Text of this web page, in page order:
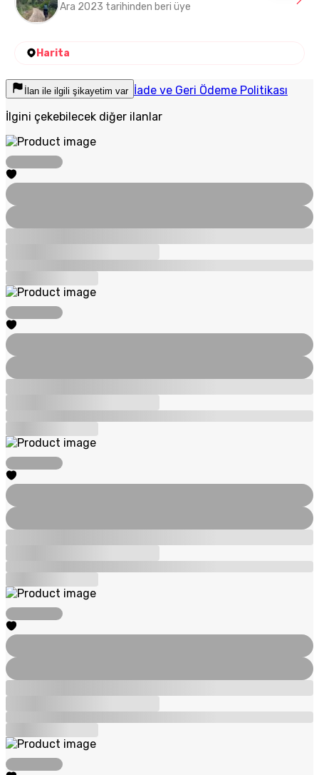
Ara 2023 tarihinden beri üye
Harita
İlan ile ilgili şikayetim var İade ve Geri Ödeme Politikası
İlgini çekebilecek diğer ilanlar